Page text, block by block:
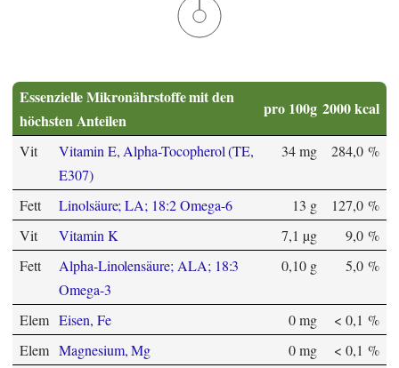
Essenzielle Mikronährstoffe mit den
höchsten Anteilen
pro 100g 2000 kcal
Vit
Vitamin E, Alpha-Tocopherol (TE,
E307)
34 mg 284,0 %
Fett Linolsäure; LA; 18:2 Omega-6 13 g
127,0 %
Vit
Vitamin K 7,1 µg
9,0 %
Fett
Alpha-Linolensäure; ALA; 18:3
Omega-3
0,10 g 5,0 %
Elem Eisen, Fe 0 mg
< 0,1 %
Elem Magnesium, Mg 0 mg
< 0,1 %